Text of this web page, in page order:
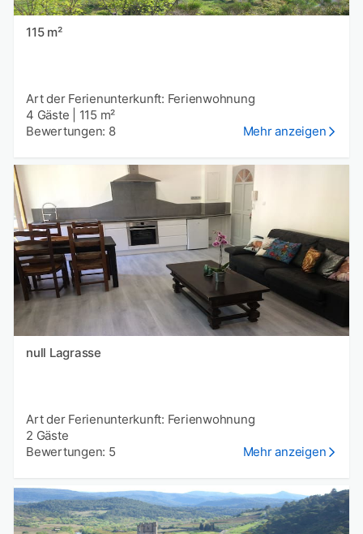
115 m²
Art der Ferienunterkunft: Ferienwohnung
4 Gäste
115 m²
Bewertungen: 8
Mehr anzeigen
null Lagrasse
Art der Ferienunterkunft: Ferienwohnung
2 Gäste
Bewertungen: 5
Mehr anzeigen